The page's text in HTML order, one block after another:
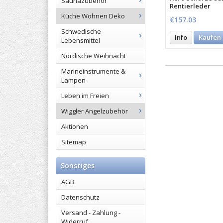
Küche Wohnen Deko
Schwedische
Lebensmittel
Nordische Weihnacht
Marineinstrumente &
Lampen
Leben im Freien
Wiggler Angelzubehör
Aktionen
Sitemap
Sonstiges
AGB
Datenschutz
Versand - Zahlung -
Rentierleder
€157.03
Info Kaufen